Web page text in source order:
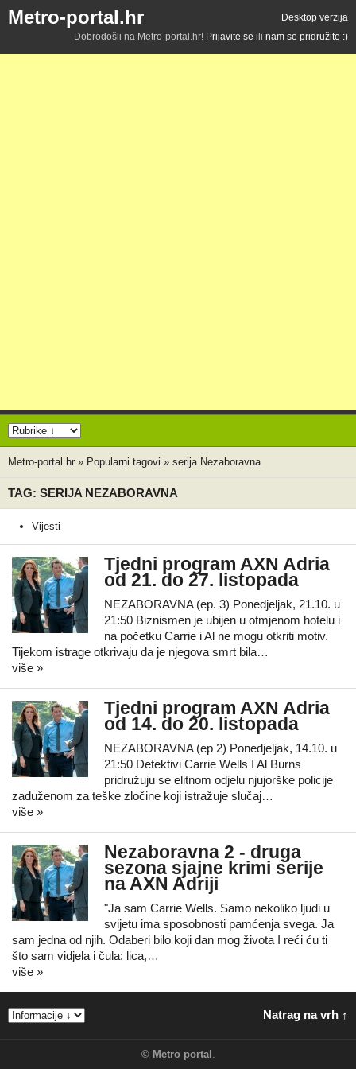
Metro-portal.hr
Desktop verzija
Dobrodošli na Metro-portal.hr! Prijavite se ili nam se pridružite :)
Metro-portal.hr » Popularni tagovi » serija Nezaboravna
TAG: SERIJA NEZABORAVNA
Vijesti
Tjedni program AXN Adria
od 21. do 27. listopada
NEZABORAVNA (ep. 3) Ponedjeljak, 21.10. u
21:50 Biznismen je ubijen u otmjenom hotelu i
na početku Carrie i Al ne mogu otkriti motiv.
Tijekom istrage otkrivaju da je njegova smrt bila…
više »
Tjedni program AXN Adria
od 14. do 20. listopada
NEZABORAVNA (ep 2) Ponedjeljak, 14.10. u
21:50 Detektivi Carrie Wells I Al Burns
pridružuju se elitnom odjelu njujorške policije
zaduženom za teške zločine koji istražuje slučaj…
više »
Nezaboravna 2 - druga
sezona sjajne krimi serije
na AXN Adriji
"Ja sam Carrie Wells. Samo nekoliko ljudi u
svijetu ima sposobnosti pamćenja svega. Ja
sam jedna od njih. Odaberi bilo koji dan mog života I reći ću ti
što sam vidjela i čula: lica,…
više »
Natrag na vrh ↑
© Metro portal .